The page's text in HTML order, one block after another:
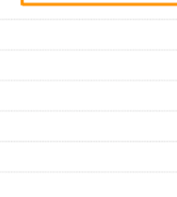
承ください。
▼セットリストの誤りを報告する